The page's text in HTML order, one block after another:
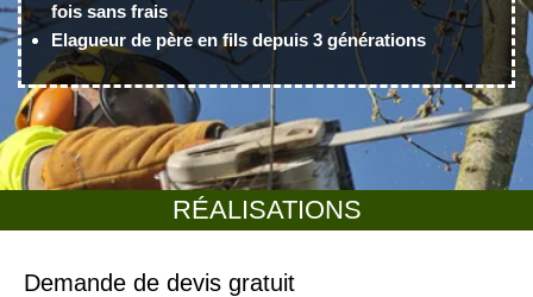
RÉALISATIONS
fois sans frais
Elagueur de père en fils depuis 3 générations
Demande de devis gratuit